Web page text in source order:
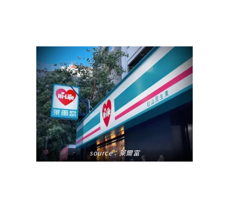
source：萊爾富